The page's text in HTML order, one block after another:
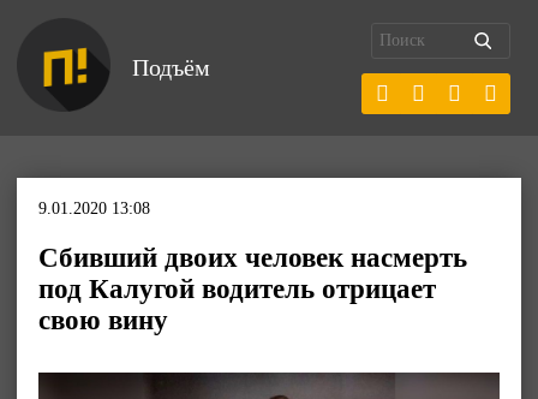
Подъём
9.01.2020 13:08
Сбивший двоих человек насмерть
под Калугой водитель отрицает
свою вину